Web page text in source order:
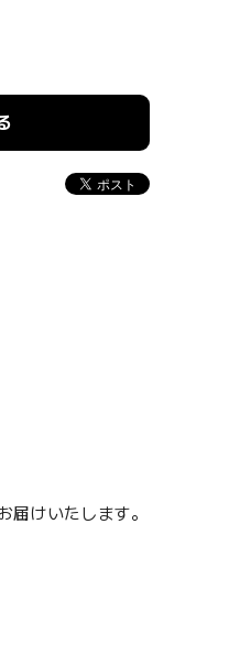
けいたします。